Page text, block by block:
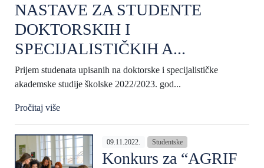
NASTAVE ZA STUDENTE
DOKTORSKIH I
SPECIJALISTIČKIH A...
Prijem studenata upisanih na doktorske i specijalističke
akademske studije školske 2022/2023. god...
Pročitaj više
09.11.2022. Studentske
Konkurs za “AGRIF